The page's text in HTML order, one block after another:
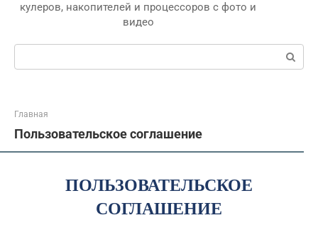
кулеров, накопителей и процессоров с фото и
видео
Поиск:
Главная
Пользовательское соглашение
ПОЛЬЗОВАТЕЛЬСКОЕ
СОГЛАШЕНИЕ